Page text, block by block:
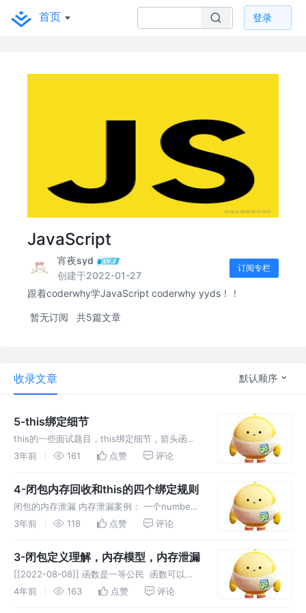
首页 登录
JavaScript
宵夜syd
创建于2022-01-27
订阅专栏
跟着coderwhy学JavaScript coderwhy yyds！！
暂无订阅 共5篇文章
收录文章 默认顺序
5-this绑定细节
this的一些面试题目，this绑定细节，箭头函
数，特殊函数的this，绑定规则优先级，箭头函
3年前 161 点赞 评论
4-闭包内存回收和this的四个绑定规则
闭包的内存泄漏 内存泄漏案例： 一个number
占用4个字节（int） 4*1024=4kb，
3年前 118 点赞 评论
3-闭包定义理解，内存模型，内存泄漏
[[2022-08-08]] 函数是一等公民 ​ 函数可以作
为参数传递，也可以作为返回值（很灵活） 学
4年前 163 点赞 评论